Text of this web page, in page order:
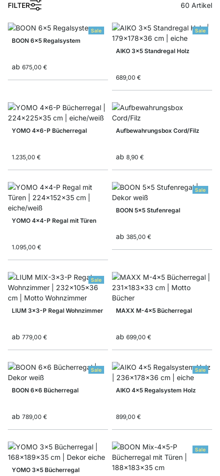
FILTER 60 Artikel
Sale
BOON 6x5 Regalsystem
ab 675,00 €
Sale
AIKO 3x5 Standregal Holz
689,00 €
YOMO 4x6-P Bücherregal
1.235,00 €
Aufbewahrungsbox Cord/Filz
ab 8,90 €
YOMO 4x4-P Regal mit Türen
1.095,00 €
Sale
BOON 5x5 Stufenregal
ab 385,00 €
Sale
LIUM 3x3-P Regal Wohnzimmer
ab 779,00 €
MAXX M-4x5 Bücherregal
ab 699,00 €
Sale
BOON 6x6 Bücherregal
ab 789,00 €
Sale
AIKO 4x5 Regalsystem Holz
899,00 €
YOMO 3x5 Bücherregal
Sale